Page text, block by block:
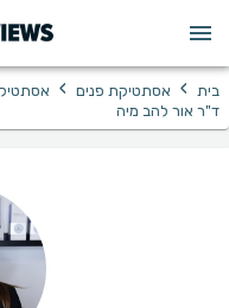
בית › אסתטיקת פנים ›
ד"ר אור להב מיה